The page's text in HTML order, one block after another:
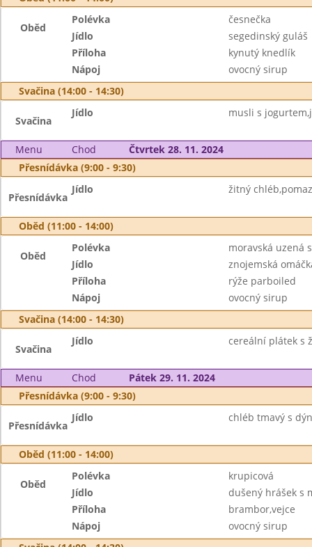
Oběd
Polévka
česnečka
Jídlo
segedinský guláš
Příloha
kynutý knedlík
Nápoj
ovocný sirup
Svačina (14:00 - 14:30)
Svačina
Jídlo musli s
Menu Chod
Čtvrtek 28. 11. 2024
Přesnídávka (9:00 - 9:30)
Přesnídávka
Jídlo žitný
Oběd (11:00 - 14:00)
Oběd
Polévka
moravská uzená
Jídlo
znojemská
Příloha
rýže parboiled
Nápoj
ovocný sirup
Svačina (14:00 - 14:30)
Svačina
Jídlo cereální plátek s
Menu Chod
Pátek 29. 11. 2024
Přesnídávka (9:00 - 9:30)
Přesnídávka
Jídlo chléb tmavý s
Oběd (11:00 - 14:00)
Oběd
Polévka
krupicová
Jídlo
dušený hrášek s
Příloha
brambor,vejce
Nápoj
ovocný sirup